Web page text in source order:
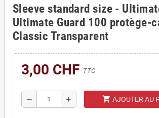
Sleeve standard size -
Ultimate Guard 100 protège-
Classic Transparent
3,00 CHF TTC
remove add shopping_cart AJOUTER AU